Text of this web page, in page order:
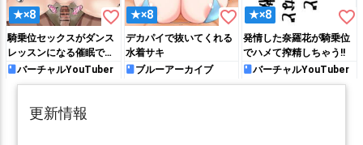
★×8 favorite_border
騎乗位セックスがダンス
レッスンになる催眠で種
付けされちゃう山◯カ◯
バーチャルYouTuber
★×8 favorite_border
デカパイで抜いてくれる
水着サキ
ブルーアーカイブ
★×8 favorite_border
発情した奈羅花が騎乗位
でハメて搾精しちゃう!!
バーチャルYouTuber
更新情報